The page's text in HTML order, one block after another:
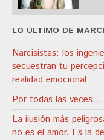
LO ÚLTIMO DE
Narcisistas: los
secuestran tu
realidad emocional
Por todas las veces...
La ilusión más
no es el amor. Es la